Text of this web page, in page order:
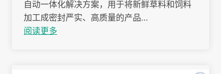
自动一体化解决方案，用于将新鲜草料和饲料
加工成密封严实、高质量的产品…
阅读更多